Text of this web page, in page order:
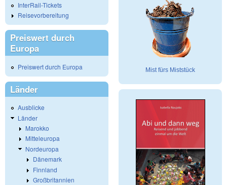
InterRail-Tickets
Reisevorbereitung
Preiswert durch
Europa
Preiswert durch Europa
Länder
Ausblicke
Länder
Marokko
Mitteleuropa
Nordeuropa
Dänemark
Finnland
Großbritannien
Mist fürs Miststück